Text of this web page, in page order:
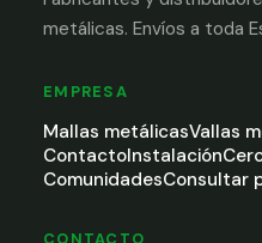
metálicas. Envíos a toda
EMPRESA
Mallas metálicasVallas
ContactoInstalación
ComunidadesConsultar